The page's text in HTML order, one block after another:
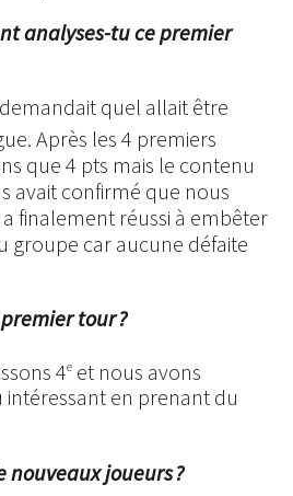
analyses-tu ce premier
quel allait être
Après les 4 premiers
que 4 pts mais le contenu
avait confirmé que nous
finalement réussi à embêter
groupe car aucune défaite
tour ?
4e et nous avons
en prenant du
nouveaux joueurs ?